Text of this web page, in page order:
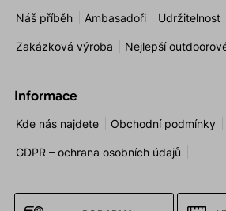
Náš příběh Ambasadoři Udržitelnost
Zakázková výroba Nejlepší
Informace
Kde nás najdete Obchodní podmínky
GDPR – ochrana osobních údajů